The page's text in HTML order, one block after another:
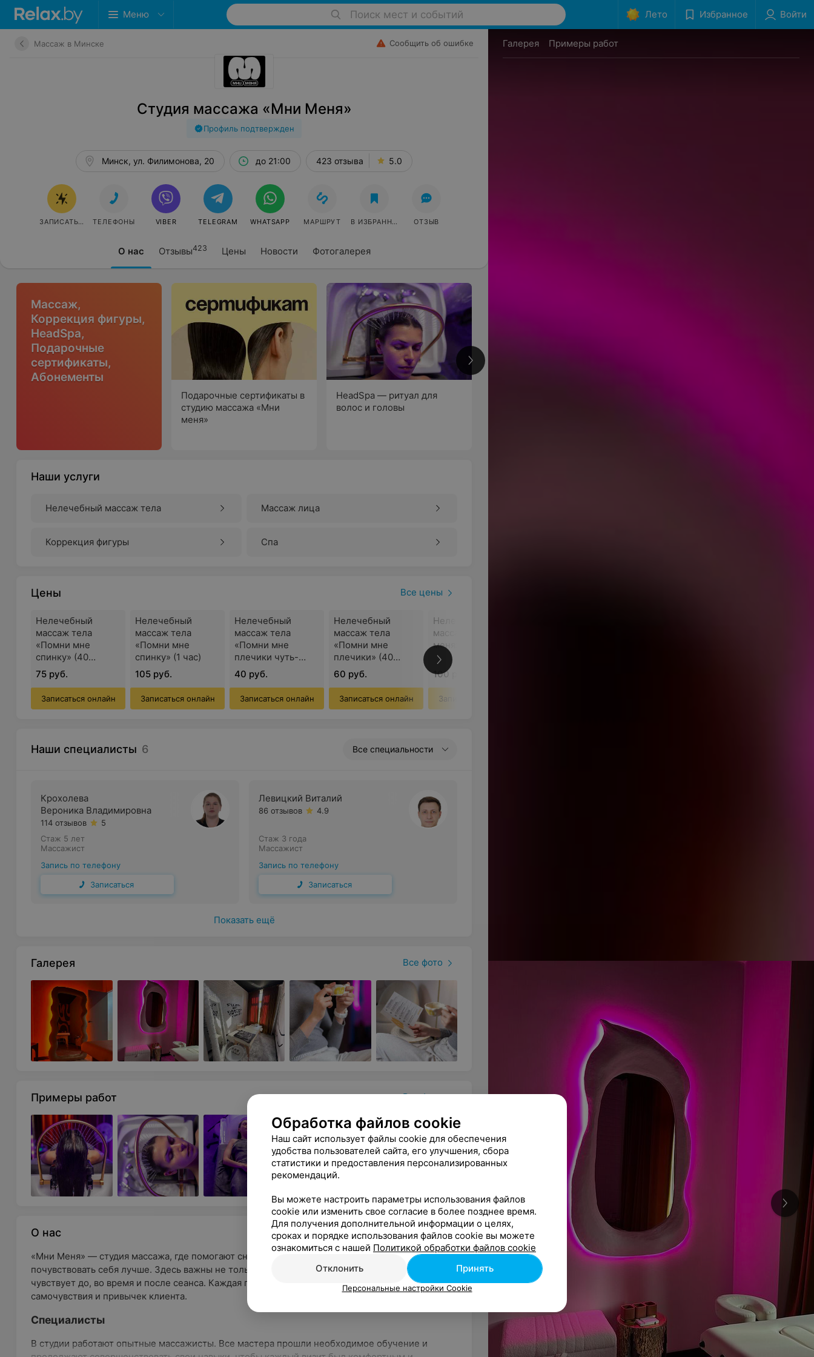
Меню Поиск мест и событий Лето Избранное Войти
Массаж в Минске Сообщить об ошибке
Студия массажа «Мни Меня»
Профиль подтвержден
О нас Отзывы423 Цены Новости Фотогалерея
Минск, ул. Филимонова, 20 до 21:00 423 отзыва 5.0
ЗАПИСАТЬСЯ ТЕЛЕФОНЫ VIBER TELEGRAM WHATSAPP МАРШРУТ В ИЗБРАННОЕ ОТЗЫВ
Массаж,
Коррекция фигуры,
HeadSpa,
Подарочные
сертификаты,
Абонементы
Подарочные сертификаты в
студию массажа «Мни
меня»
HeadSpa — ритуал для
волос и головы
Наши услуги
Нелечебный массаж тела Массаж лица
Коррекция фигуры Спа
Цены Все цены
Нелечебный
массаж тела
«Помни мне
спинку» (40
минут)
75 руб.
Записаться онлайн
Нелечебный
массаж тела
«Помни мне
спинку» (1 час)
105 руб.
Записаться онлайн
Нелечебный
массаж тела
«Помни мне
плечики чуть-
чуть» (20 мин)
40 руб.
Записаться онлайн
Нелечебный
массаж тела
«Помни мне
плечики» (40
минут)
60 руб.
Записаться онлайн
Нелечебный
массаж тела «Мни
меня» (60 минут)
100 руб.
Записаться онлайн
Наши специалисты 6 Все специальности
Крохолева
Вероника Владимировна
114 отзывов
5
Стаж 5 лет
Массажист
Запись по телефону
Записаться
Левицкий Виталий
86 отзывов 4.9
Стаж 3 года
Массажист
Запись по телефону
Записаться
Показать ещё
Галерея Все фото
Примеры работ Все фото
О нас
«Мни Меня» — студия массажа, где помогают снять напряжение, восстановить силы и
почувствовать себя лучше. Здесь важны не только техники, но и то, как человек себя
чувствует до, во время и после сеанса. Каждая процедура подбирается с учётом запросов,
самочувствия и привычек клиента.
Специалисты
В студии работают опытные массажисты. Все мастера прошли необходимое обучение и
Галерея Примеры работ
Обработка файлов cookie
Наш сайт использует файлы cookie для обеспечения
удобства пользователей сайта, его улучшения, сбора
статистики и предоставления персонализированных
рекомендаций.
Вы можете настроить параметры использования файлов
cookie или изменить свое согласие в более позднее время.
Для получения дополнительной информации о целях,
сроках и порядке использования файлов cookie вы можете
ознакомиться с нашей Политикой обработки файлов cookie
Отклонить
Принять
Персональные настройки Cookie